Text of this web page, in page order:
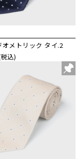
オメトリック タイ.2
込)